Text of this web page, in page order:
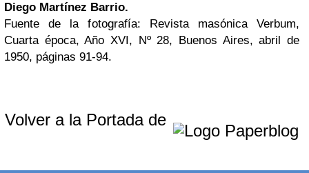
Diego Martínez Barrio.
Fuente de la fotografía: Revista masónica Verbum,
Cuarta época, Año XVI, Nº 28, Buenos Aires, abril de
1950, páginas 91-94.
Volver a la Portada de